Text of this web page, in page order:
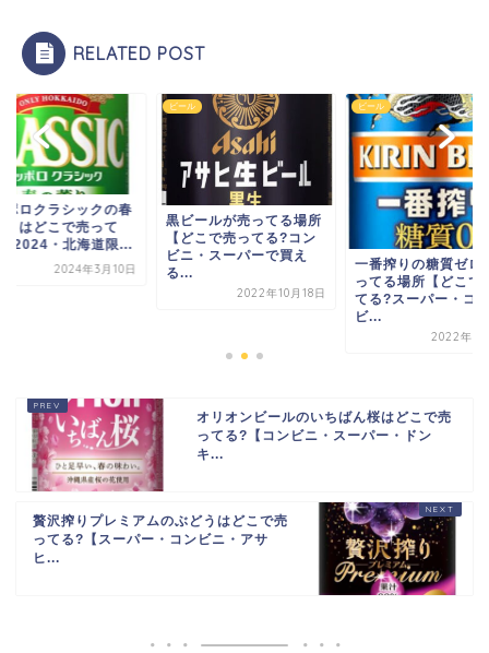
RELATED POST
ポロクラシックの春
りはどこで売って
2024・北海道限...
2024年3月10日
ビール
黒ビールが売ってる場所
【どこで売ってる?コン
ビニ・スーパーで買え
る...
2022年10月18日
ビール
一番搾りの糖質ゼロ
ってる場所【どこで
てる?スーパー・コ
ビ...
2022年7
オリオンビールのいちばん桜はどこで売
ってる?【コンビニ・スーパー・ドン
キ...
贅沢搾りプレミアムのぶどうはどこで売
ってる?【スーパー・コンビニ・アサ
ヒ...